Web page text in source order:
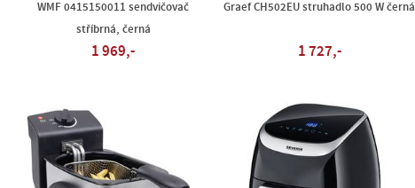
WMF 0415150011 sendvičovač
stříbrná, černá
1 969,-
Graef CH502EU struhadlo 500 W černá
1 727,-